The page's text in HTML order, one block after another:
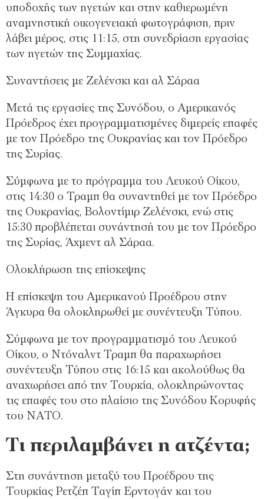
υποδοχής των ηγετών και στην καθιερωμένη
αναμνηστική οικογενειακή φωτογράφιση, πριν
λάβει μέρος, στις 11:15, στη συνεδρίαση εργασίας
των ηγετών της Συμμαχίας.
Συναντήσεις με Ζελένσκι και αλ Σάραα
Μετά τις εργασίες της Συνόδου, ο Αμερικανός
Πρόεδρος έχει προγραμματισμένες διμερείς επαφές
με τον Πρόεδρο της Ουκρανίας και τον Πρόεδρο
της Συρίας.
Σύμφωνα με το πρόγραμμα του Λευκού Οίκου,
στις 14:30 ο Τραμπ θα συναντηθεί με τον Πρόεδρο
της Ουκρανίας, Βολοντίμιρ Ζελένσκι, ενώ στις
15:30 προβλέπεται συνάντησή του με τον Πρόεδρο
της Συρίας, Άχμεντ αλ Σάραα.
Ολοκλήρωση της επίσκεψης
Η επίσκεψη του Αμερικανού Προέδρου στην
Άγκυρα θα ολοκληρωθεί με συνέντευξη Τύπου.
Σύμφωνα με τον προγραμματισμό του Λευκού
Οίκου, ο Ντόναλντ Τραμπ θα παραχωρήσει
συνέντευξη Τύπου στις 16:15 και ακολούθως θα
αναχωρήσει από την Τουρκία, ολοκληρώνοντας
τις επαφές του στο πλαίσιο της Συνόδου Κορυφής
του ΝΑΤΟ.
Τι περιλαμβάνει η ατζέντα;
Στη συνάντηση μεταξύ του Προέδρου της
Τουρκίας Ρετζέπ Ταγίπ Ερντογάν και του